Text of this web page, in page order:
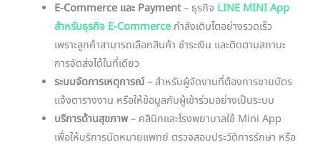
E-Commerce และ Payment– ธุรกิจ LINE MINI App
สำหรับธุรกิจ E-Commerce กำลังเติบโตอย่างรวดเร็ว
เพราะลูกค้าสามารถเลือกสินค้า ชำระเงิน และติดตามสถานะ
การจัดส่งได้ในที่เดียว
ระบบจัดการเหตุการณ์– สำหรับผู้จัดงานที่ต้องการขายบัตร
แจ้งตารางงาน หรือให้ข้อมูลกับผู้เข้าร่วมอย่างเป็นระบบ
บริการด้านสุขภาพ– คลินิกและโรงพยาบาลใช้ Mini App
เพื่อให้บริการนัดหมายแพทย์ ตรวจสอบประวัติการรักษา หรือ